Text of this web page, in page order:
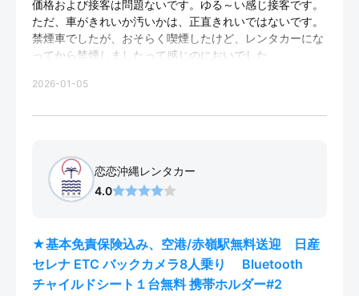
価格および接客は問題ないです。ゆる～い感じ接客です。
ただ、車がきれいか汚いかは、正直きれいではないです。
禁煙車でしたが、おそらく喫煙したけど、レンタカーにな
ってから禁煙しましたって感じのにおいでした。
で３万なので我慢しました。
2026-01-05
恋恋沖縄レンタカー
4.0
★基本免責保険込み、空港/赤嶺駅無料送迎 日産
セレナ ETC バックカメラ8人乗り Bluetooth
チャイルドシート１台無料 携帯ホルダー#2